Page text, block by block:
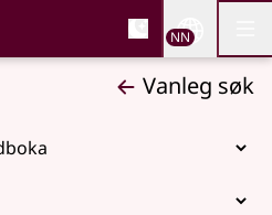
og
NN
Vanleg søk